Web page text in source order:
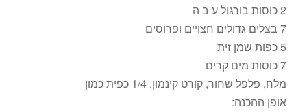
2 כוסות בורגול ע ב ה
7 בצלים גדולים חצויים ופרוסים
5 כפות שמן זית
7 כוסות מים קרים
מלח, פלפל שחור, קורט קינמון, 1/4 כפית כמון
אופן ההכנה: